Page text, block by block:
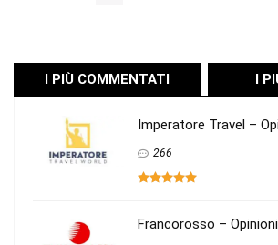
I PIÙ COMMENTATI I
Imperatore Travel –
266
Francorosso – Opinioni